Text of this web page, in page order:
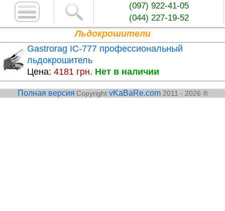
(097) 922-41-05
(044) 227-19-52
Льдокрошители
Gastrorag IC-777 профессиональный
льдокрошитель
Цена: 4181 грн. Нет в наличии
Полная версия Copyright vKaBaRe.com2011 - 2026 ®